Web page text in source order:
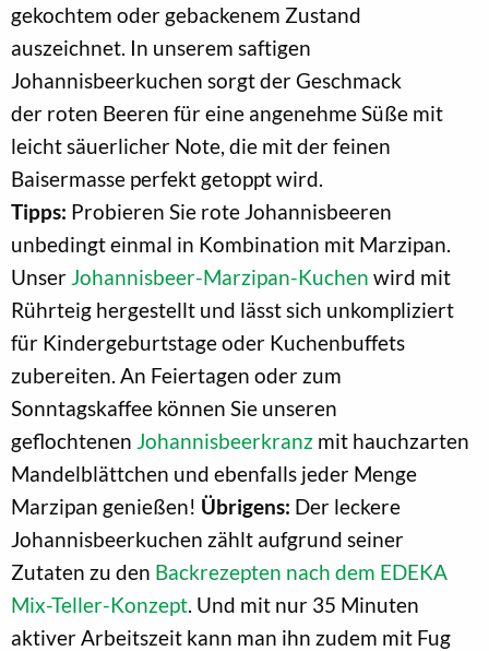
gekochtem oder gebackenem Zustand
auszeichnet. In unserem saftigen
Johannisbeerkuchen sorgt der Geschmack
der roten Beeren für eine angenehme Süße mit
leicht säuerlicher Note, die mit der feinen
Baisermasse perfekt getoppt wird.
Tipps: Probieren Sie rote Johannisbeeren
unbedingt einmal in Kombination mit Marzipan.
Unser Johannisbeer-Marzipan-Kuchen wird mit
Rührteig hergestellt und lässt sich unkompliziert
für Kindergeburtstage oder Kuchenbuffets
zubereiten. An Feiertagen oder zum
Sonntagskaffee können Sie unseren
geflochtenen Johannisbeerkranz mit hauchzarten
Mandelblättchen und ebenfalls jeder Menge
Marzipan genießen! Übrigens: Der leckere
Johannisbeerkuchen zählt aufgrund seiner
Zutaten zu den Backrezepten nach dem EDEKA
Mix-Teller-Konzept. Und mit nur 35 Minuten
aktiver Arbeitszeit kann man ihn zudem mit Fug